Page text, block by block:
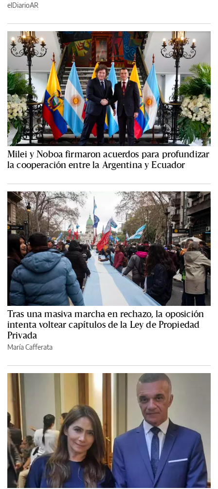
elDiarioAR
Milei y Noboa firmaron acuerdos para profundizar
la cooperación entre la Argentina y Ecuador
Tras una masiva marcha en rechazo, la oposición
intenta voltear capítulos de la Ley de Propiedad
Privada
María Cafferata